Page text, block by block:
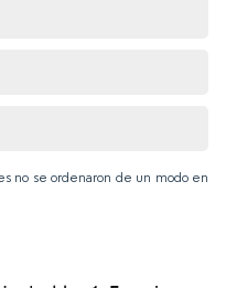
no se ordenaron de un modo en